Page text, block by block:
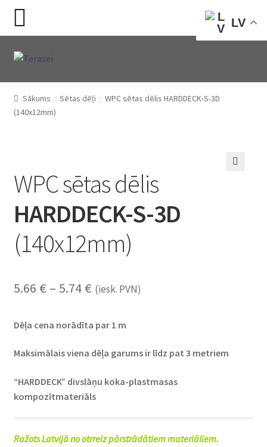
Skip
Skip
Sākums Sētas dēļi
WPC sētas dēlis HARDDECK-S-3D
(140x12mm)
WPC sētas dēlis
HARDDECK-S-3D
(140x12mm)
5.66 € – 5.74 € (iesk. PVN)
Dēļa cena norādīta par 1 m
Maksimālais viena dēļa garums ir līdz pat 3 metriem
“HARDDECK” divslāņu koka-plastmasas
kompozītmateriāls
Ražots Latvijā no otrreiz pārstrādātiem materiāliem.
LV